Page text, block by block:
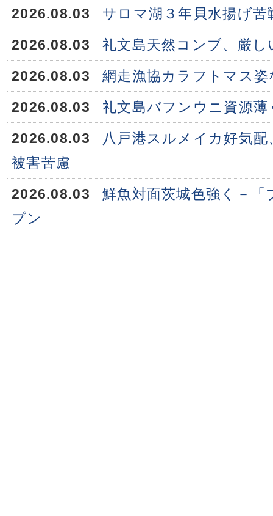
2026.08.03
サロマ湖３年貝水揚げ苦
2026.08.03
礼文島天然コンブ、厳し
2026.08.03
網走漁協カラフトマス
2026.08.03
礼文島バフンウニ資源薄
2026.08.03
八戸港スルメイカ好気
被害苦慮
2026.08.03
鮮魚対面茨城色強く－
プン